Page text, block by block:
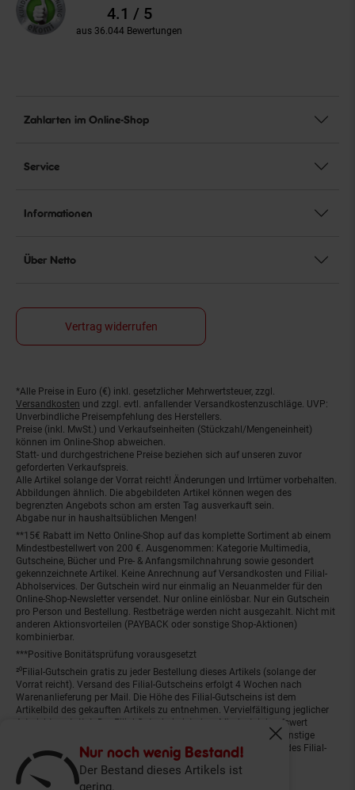
Nur noch wenig Bestand!
Der Bestand dieses Artikels ist
gering.
Fenster
Bewertungen4.1 / 5
aus 36.044 Bewertungen
Zahlarten im Online-Shop
Service
Informationen
Über Netto
Vertrag widerrufen
Fußnoten
*Alle Preise in Euro (€) inkl. gesetzlicher Mehrwertsteuer, zzgl.
Versandkosten und zzgl. evtl. anfallender Versandkostenzuschläge. UVP:
Unverbindliche Preisempfehlung des Herstellers.
Preise (inkl. MwSt.) und Verkaufseinheiten (Stückzahl/Mengeneinheit)
können im Online-Shop abweichen.
Statt- und durchgestrichene Preise beziehen sich auf unseren zuvor
geforderten Verkaufspreis.
Alle Artikel solange der Vorrat reicht! Änderungen und Irrtümer vorbehalten.
Abbildungen ähnlich. Die abgebildeten Artikel können wegen des
begrenzten Angebots schon am ersten Tag ausverkauft sein.
Abgabe nur in haushaltsüblichen Mengen!
**15€ Rabatt im Netto Online-Shop auf das komplette Sortiment ab einem
Mindestbestellwert von 200 €. Ausgenommen: Kategorie Multimedia,
Gutscheine, Bücher und Pre- & Anfangsmilchnahrung sowie gesondert
gekennzeichnete Artikel. Keine Anrechnung auf Versandkosten und Filial-
Abholservices. Der Gutschein wird nur einmalig an Neuanmelder für den
Online-Shop-Newsletter versendet. Nur online einlösbar. Nur ein Gutschein
pro Person und Bestellung. Restbeträge werden nicht ausgezahlt. Nicht mit
anderen Aktionsvorteilen (PAYBACK oder sonstige Shop-Aktionen)
kombinierbar.
***Positive Bonitätsprüfung vorausgesetzt
²⁰Filial-Gutschein gratis zu jeder Bestellung dieses Artikels (solange der
Vorrat reicht). Versand des Filial-Gutscheins erfolgt 4 Wochen nach
Warenanlieferung per Mail. Die Höhe des Filial-Gutscheins ist dem
Artikelbild des gekauften Artikels zu entnehmen. Vervielfältigung jeglicher
Art nicht gestattet. Der Filial-Gutschein ist ohne Mindesteinkaufswert
einlösbar. Nicht mit anderen Aktionsvorteilen (PAYBACK oder sonstige
Shop-Aktionen) kombinierbar. Der jeweilige Gültigkeitszeitraum des Filial-
Gutscheins ist darauf vermerkt.